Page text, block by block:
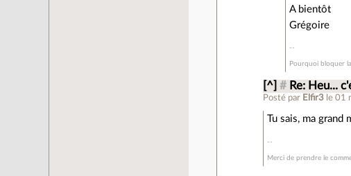
A bientôt
Grégoire
Pourquoi bloquer
[^] # Re: Heu...
Posté par Elfir3 le 01
Tu sais, ma grand
Merci de prendre le